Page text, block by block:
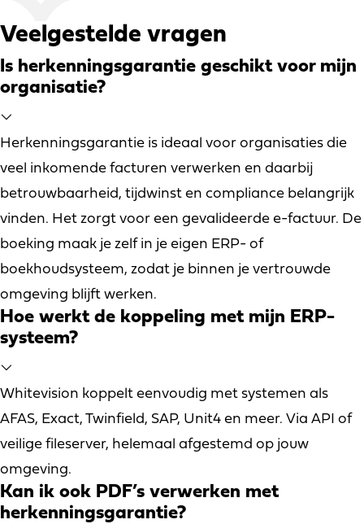
Veelgestelde vragen
Is herkenningsgarantie geschikt voor mijn
organisatie?
Herkenningsgarantie is ideaal voor organisaties die
veel inkomende facturen verwerken en daarbij
betrouwbaarheid, tijdwinst en compliance belangrijk
vinden. Het zorgt voor een gevalideerde e-factuur. De
boeking maak je zelf in je eigen ERP- of
boekhoudsysteem, zodat je binnen je vertrouwde
omgeving blijft werken.
Hoe werkt de koppeling met mijn ERP-
systeem?
Whitevision koppelt eenvoudig met systemen als
AFAS, Exact, Twinfield, SAP, Unit4 en meer. Via API of
veilige fileserver, helemaal afgestemd op jouw
omgeving.
Kan ik ook PDF’s verwerken met
herkenningsgarantie?